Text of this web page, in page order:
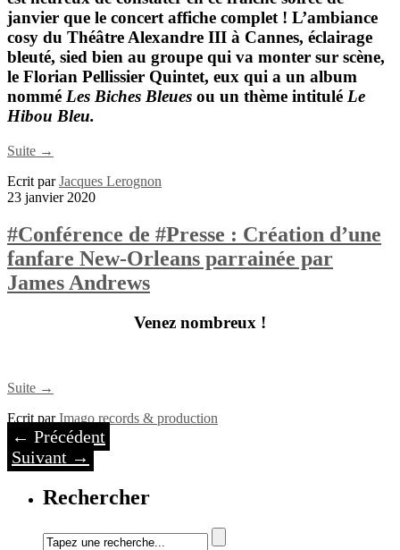
janvier que le concert affiche complet ! L’ambiance
cosy du Théâtre Alexandre III à Cannes, éclairage
bleuté, sied bien au groupe qui va monter sur scène,
le Florian Pellissier Quintet, eux qui a un album
nommé Les Biches Bleues ou un thème intitulé Le
Hibou Bleu.
Suite →
Ecrit parJacques Lerognon
23 janvier 2020
#Conférence de #Presse : Création d’une
fanfare New-Orleans parrainée par
James Andrews
Venez nombreux !
Suite →
Ecrit parImago records & production
← Précédent
Suivant →
Rechercher